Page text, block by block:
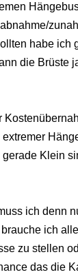
habe ich
die Brüste
Klein
ich denn
ich
zu stellen
das die